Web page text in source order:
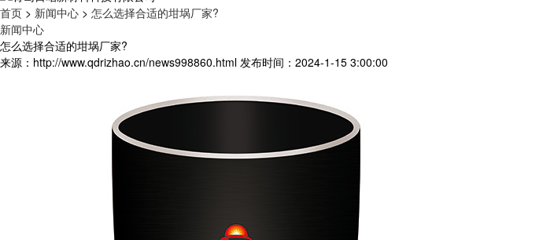
首页 > 新闻中心 > 怎么选择合适的坩埚厂家?
新闻中心
怎么选择合适的坩埚厂家?
来源：http://www.qdrizhao.cn/news998860.html 发布时间：2024-1-15 3:00:00